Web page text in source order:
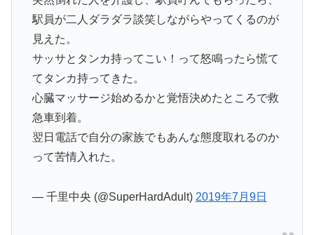
駅員が二人ダラダラ談笑しながらやってくるのが
見えた。
サッサとタンカ持ってこい！って怒鳴ったら慌て
てタンカ持ってきた。
心臓マッサージ始めるかと覚悟決めたところで救
急車到着。
翌日電話で自分の家族でもあんな態度取れるのか
って苦情入れた。
— 千里中央 (@SuperHardAdult) 2019年7月9日